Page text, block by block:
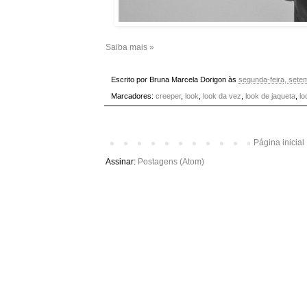
Saiba mais »
Escrito por Bruna Marcela Dorigon às segunda-feira,
Marcadores: creeper, look look da vez look de jaqueta
Página inicial
Assinar: Postagens (Atom)